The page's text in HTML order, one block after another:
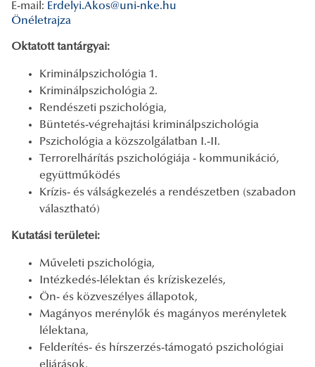
E-mail: Erdelyi.Akos@uni-nke.hu
Önéletrajza
Oktatott tantárgyai:
Kriminálpszichológia 1.
Kriminálpszichológia 2.
Rendészeti pszichológia,
Büntetés-végrehajtási kriminálpszichológia
Pszichológia a közszolgálatban I.-II.
Terrorelhárítás pszichológiája - kommunikáció,
együttműködés
Krízis- és válságkezelés a rendészetben (szabadon
választható)
Kutatási területei:
Műveleti pszichológia,
Intézkedés-lélektan és kríziskezelés,
Ön- és közveszélyes állapotok,
Magányos merénylők és magányos merényletek
lélektana,
Felderítés- és hírszerzés-támogató pszichológiai
eljárások,